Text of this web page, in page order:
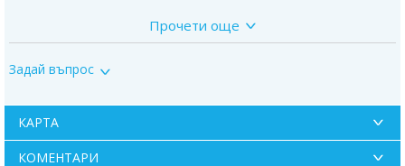
има изключително благоприятен ефект върху човешкото
здраве. Познат още от древността, той е един от най-приятните и
подобряване функциите на организма, възстановяване и релакс на
Регенериращият лечебен болкоуспокояващ масаж е чудесен
мускулите, в следствие на мускулна треска, настинка, при плексити,
Прочети още
Задай въпрос
КАРТА
КОМЕНТАРИ